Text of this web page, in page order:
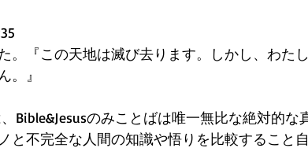
。『この天地は滅び去ります。しかし、わた
。』
、Bible&Jesusのみことばは唯一無比な絶対的
と不完全な人間の知識や悟りを比較すること